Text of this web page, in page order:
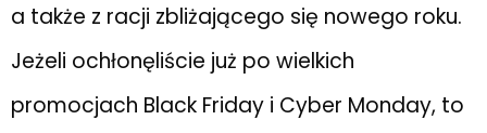
a także z racji zbliżającego się nowego roku.
Jeżeli ochłonęliście już po wielkich
promocjach Black Friday i Cyber Monday, to